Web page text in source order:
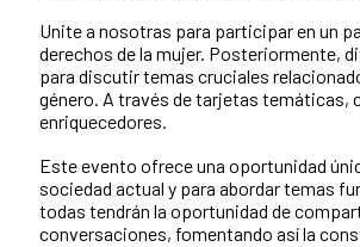
Unite a nosotras para participar en un
derechos de la mujer. Posteriormente,
para discutir temas cruciales
género. A través de tarjetas temáticas,
enriquecedores.
Este evento ofrece una oportunidad
sociedad actual y para abordar temas
todas tendrán la oportunidad de
conversaciones, fomentando así la